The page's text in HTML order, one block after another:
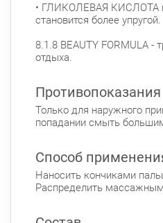
• ГЛИКОЛЕВАЯ КИСЛОТА
становится более упругой.
8.1.8 BEAUTY FORMULA
отдыха.
Противопоказания
Только для наружного
попадании смыть
Способ
Наносить кончиками
Распределить